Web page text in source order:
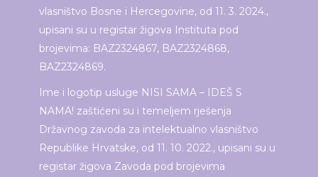
vlasništvo Bosne i Hercegovine, od 11. 3. 2024.,
upisani su u registar žigova Instituta pod
brojevima: BAZ2324867, BAZ2324868,
BAZ2324869.
Ime i logotip usluge NISI SAMA – IDEŠ S
NAMA! zaštićeni su i temeljem rješenja
Državnog zavoda za intelektualno vlasništvo
Republike Hrvatske, od 11. 10. 2022., upisani su u
registar žigova Zavoda pod brojevima